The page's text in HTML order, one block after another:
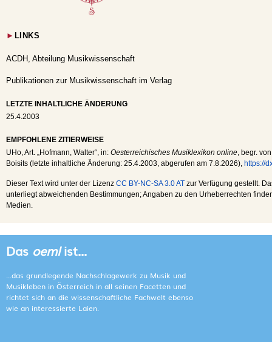
► LINKS
ACDH, Abteilung Musikwissenschaft
Publikationen zur Musikwissenschaft im Verlag
LETZTE INHALTLICHE ÄNDERUNG
25.4.2003
EMPFOHLENE ZITIERWEISE
UHo , Art. „Hofmann, Walter“, in: Oesterreichisches Musiklexikon online , begr.
Boisits (letzte inhaltliche Änderung: 25.4.2003 , abgerufen am 7.8.2026), https://
Dieser Text wird unter der Lizenz CC BY-NC-SA 3.0 AT zur Verfügung gestellt.
unterliegt abweichenden Bestimmungen; Angaben zu den Urheberrechten
Medien.
Das oemlist...
...das grundlegende Nachschlagewerk zu Musik und
Musikleben in Österreich in all seinen Facetten und
richtet sich an die wissenschaftliche Fachwelt ebenso
wie an interessierte Laien.